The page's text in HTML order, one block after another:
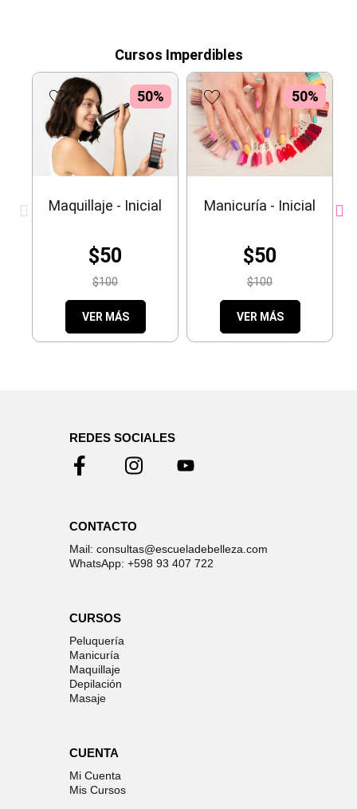
Cursos Imperdibles
50%
Maquillaje - Inicial
$100
$50
VER MÁS
50%
Manicuría - Inicial
$100
$50
VER MÁS
REDES SOCIALES
CONTACTO
Mail: consultas@escueladebelleza.com
WhatsApp: +598 93 407 722
CURSOS
Peluquería
Manicuría
Maquillaje
Depilación
Masaje
CUENTA
Mi Cuenta
Mis Cursos